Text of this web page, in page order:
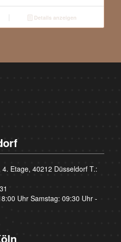
ist:
1.450,00 €.Details anzeigen
Etage, 40212 Düsseldorf T.:
Uhr Samstag: 09:30 Uhr -